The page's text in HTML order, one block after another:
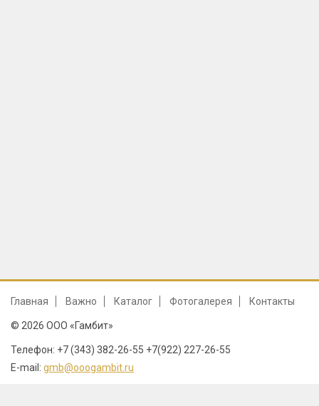
Главная Важно Каталог Фотогалерея Контакты
© 2026 ООО «Гамбит»
Телефон: +7 (343) 382-26-55 +7(922) 227-26-55
E-mail: gmb@ooogambit.ru